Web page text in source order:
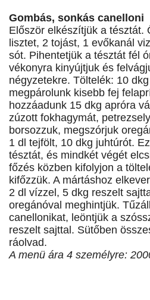
Gombás, sonkás canelloni
Először elkészítjük a tésztát.
lisztet, 2 tojást, 1 evőkanál
sót. Pihentetjük a tésztát fél
vékonyra kinyújtjuk és
négyzetekre. Töltelék: 10
megpárolunk kisebb fej
hozzáadunk 15 dkg apróra
zúzott fokhagymát,
borsozzuk, megszórjuk
1 dl tejfölt, 10 dkg juhtúrót.
tésztát, és mindkét végét
főzés közben kifolyjon a
kifőzzük. A mártáshoz
2 dl vízzel, 5 dkg reszelt
oregánóval meghintjük.
canellonikat, leöntjük a
reszelt sajttal. Sütőben
ráolvad.
A menü ára 4 személyre: